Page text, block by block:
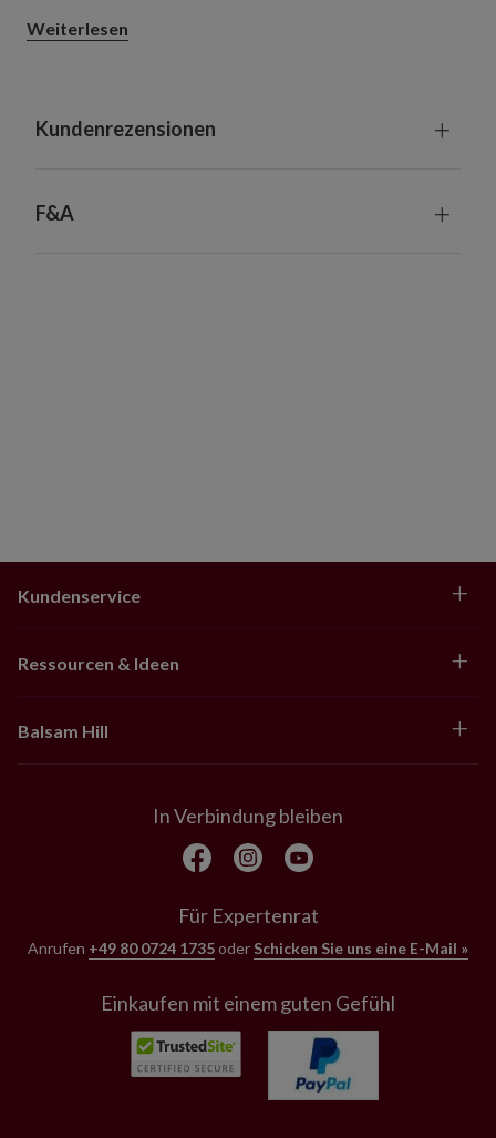
Mit herausziehbaren Schubfächern mit Griffen
Weiterlesen
Kundenrezensionen
F&A
Kundenservice
Ressourcen & Ideen
Balsam Hill
In Verbindung bleiben
Für Expertenrat
Anrufen +49 80 0724 1735oder Schicken Sie uns eine E-Mail »
Einkaufen mit einem guten Gefühl